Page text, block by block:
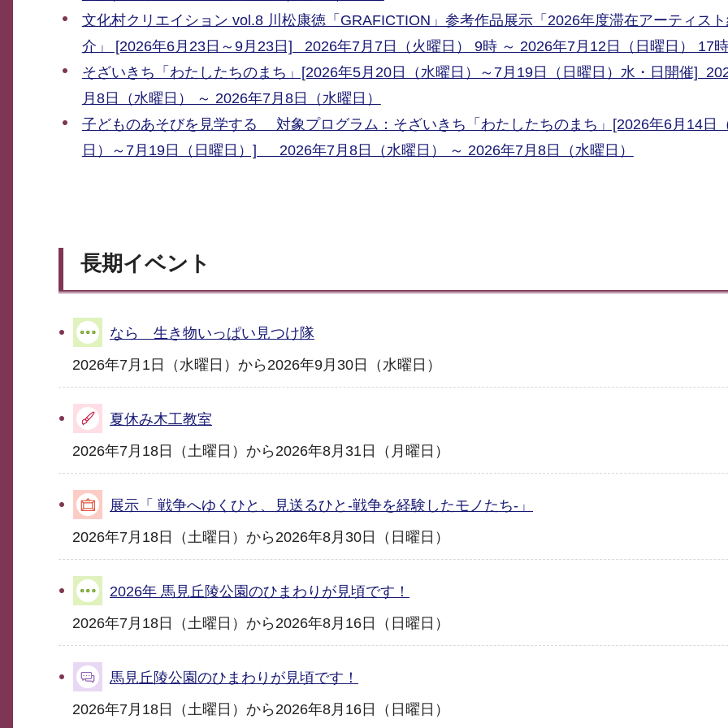
文化村クリエイション vol.8 川松康徳「GRAFICTION」参考作品展示「2026年度滞在アーティス
介」 [2026年6月23日～9月23日] 2026年7月7日（火曜日） 9時 ～ 2026年7月12日（日曜日） 17時
そざいきち「わたしたちのまち」[2026年5月20日（水曜日）～7月19日（日曜日）水・日開催]
月8日（水曜日） ～ 2026年7月8日（水曜日）
子どものあそびを見学する 対象プログラム：そざいきち「わたしたちのまち」[2026年6月14日
日）～7月19日（日曜日）] 2026年7月8日（水曜日） ～ 2026年7月8日（水曜日）
長期イベント
なら 生き物いっぱい見つけ隊
2026年7月1日（水曜日）から2026年9月30日（水曜日）
夏休み木工教室
2026年7月18日（土曜日）から2026年8月31日（月曜日）
展示「 戦争へゆくひと、見送るひと-戦争を経験したモノたち-」
2026年7月18日（土曜日）から2026年8月30日（日曜日）
2026年 馬見丘陵公園のひまわりが見頃です！
2026年7月18日（土曜日）から2026年8月16日（日曜日）
馬見丘陵公園のひまわりが見頃です！
2026年7月18日（土曜日）から2026年8月16日（日曜日）